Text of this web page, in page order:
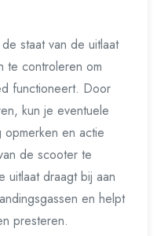
staat van de uitlaat
te controleren om
functioneert. Door
kun je eventuele
en actie
de scooter te
uitlaat draagt bij aan
en helpt
presteren.